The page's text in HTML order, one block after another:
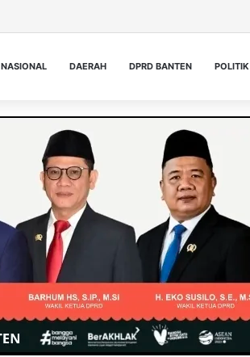
NASIONAL DAERAH DPRD BANTEN POLITIK